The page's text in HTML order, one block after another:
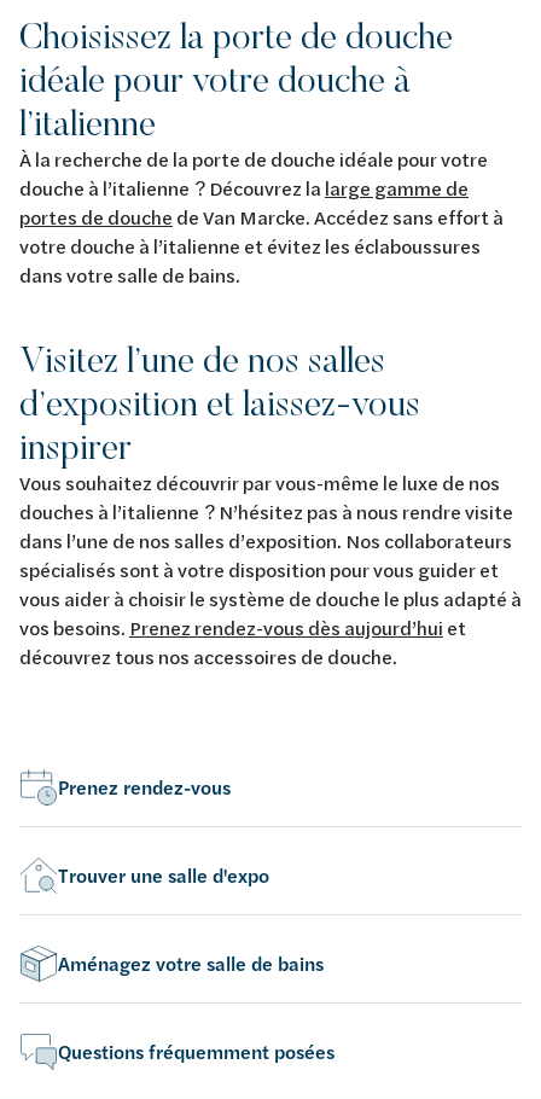
Choisissez la porte de douche
idéale pour votre douche à
l’italienne
À la recherche de la porte de douche idéale pour votre
douche à l’italienne ? Découvrez la large gamme de
portes de douche de Van Marcke. Accédez sans effort à
votre douche à l’italienne et évitez les éclaboussures
dans votre salle de bains.
Visitez l’une de nos salles
d’exposition et laissez-vous
inspirer
Vous souhaitez découvrir par vous-même le luxe de nos
douches à l’italienne ? N’hésitez pas à nous rendre visite
dans l’une de nos salles d’exposition. Nos collaborateurs
spécialisés sont à votre disposition pour vous guider et
vous aider à choisir le système de douche le plus adapté à
vos besoins. Prenez rendez-vous dès aujourd’hui et
découvrez tous nos accessoires de douche.
Prenez rendez-vous
Trouver une salle d'expo
Aménagez votre salle de bains
Questions fréquemment posées